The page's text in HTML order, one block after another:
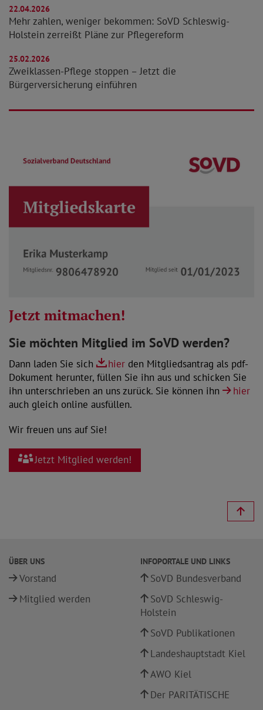
22.04.2026
Mehr zahlen, weniger bekommen: SoVD Schleswig-
Holstein zerreißt Pläne zur Pflegereform
25.02.2026
Zweiklassen-Pflege stoppen – Jetzt die
Bürgerversicherung einführen
Jetzt mitmachen!
Sie möchten Mitglied im SoVD werden?
Dann laden Sie sich hier den Mitgliedsantrag als pdf-
Dokument herunter, füllen Sie ihn aus und schicken Sie
ihn unterschrieben an uns zurück. Sie können ihn
hier
auch gleich online ausfüllen.
Wir freuen uns auf Sie!
Jetzt Mitglied werden!
ÜBER UNS
Vorstand
Mitglied werden
INFOPORTALE UND LINKS
SoVD Bundesverband
SoVD Schleswig-
Holstein
SoVD Publikationen
Landeshauptstadt Kiel
AWO Kiel
Der PARITÄTISCHE